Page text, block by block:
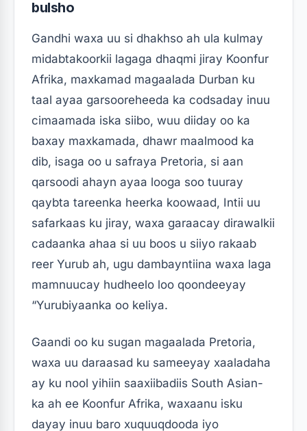
bulsho
Gandhi waxa uu si dhakhso ah ula kulmay
midabtakoorkii lagaga dhaqmi jiray Koonfur
Afrika, maxkamad magaalada Durban ku
taal ayaa garsooreheeda ka codsaday inuu
cimaamada iska siibo, wuu diiday oo ka
baxay maxkamada, dhawr maalmood ka
dib, isaga oo u safraya Pretoria, si aan
qarsoodi ahayn ayaa looga soo tuuray
qaybta tareenka heerka koowaad, Intii uu
safarkaas ku jiray, waxa garaacay dirawalkii
cadaanka ahaa si uu boos u siiyo rakaab
reer Yurub ah, ugu dambayntiina waxa laga
mamnuucay hudheelo loo qoondeeyay
“Yurubiyaanka oo keliya.
Gaandi oo ku sugan magaalada Pretoria,
waxa uu daraasad ku sameeyay xaaladaha
ay ku nool yihiin saaxiibadiis South Asian-
ka ah ee Koonfur Afrika, waxaanu isku
dayay inuu baro xuquuqdooda iyo